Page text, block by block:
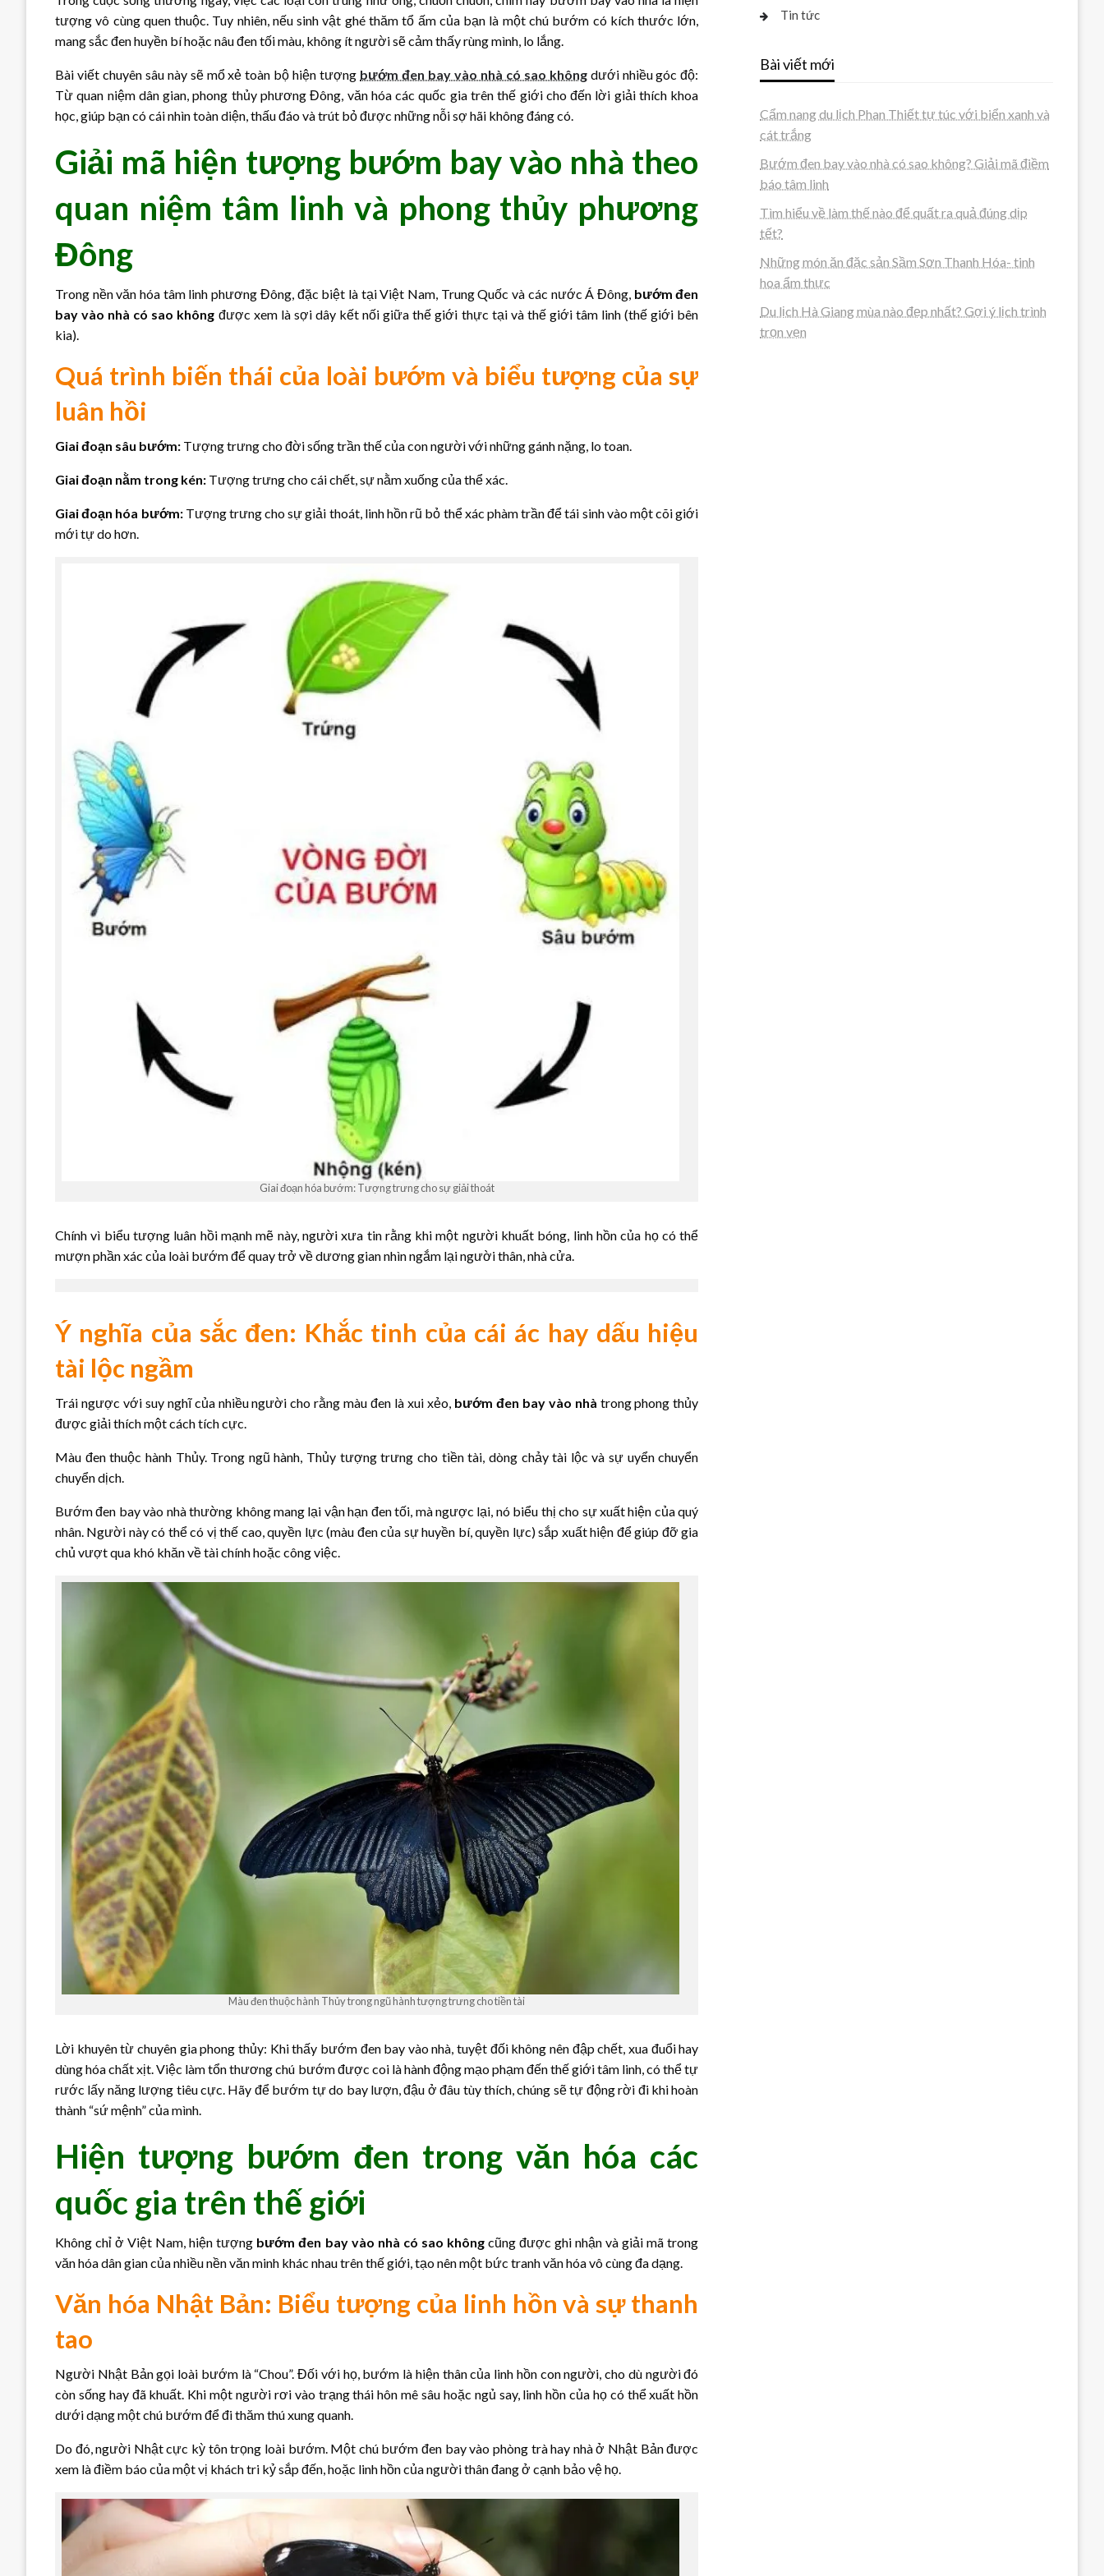
tượng vô cùng quen thuộc. Tuy nhiên, nếu sinh vật ghé thăm tổ ấm của bạn là một chú bướm có kích thước lớn,
mang sắc đen huyền bí hoặc nâu đen tối màu, không ít người sẽ cảm thấy rùng mình, lo lắng.
Bài viết chuyên sâu này sẽ mổ xẻ toàn bộ hiện tượng bướm đen bay vào nhà có sao không dưới nhiều góc độ:
Từ quan niệm dân gian, phong thủy phương Đông, văn hóa các quốc gia trên thế giới cho đến lời giải thích khoa
học, giúp bạn có cái nhìn toàn diện, thấu đáo và trút bỏ được những nỗi sợ hãi không đáng có.
Giải mã hiện tượng bướm bay vào nhà theo
quan niệm tâm linh và phong thủy phương
Đông
Trong nền văn hóa tâm linh phương Đông, đặc biệt là tại Việt Nam, Trung Quốc và các nước Á Đông, bướm đen
bay vào nhà có sao không được xem là sợi dây kết nối giữa thế giới thực tại và thế giới tâm linh (thế giới bên
kia).
Quá trình biến thái của loài bướm và biểu tượng của sự
luân hồi
Giai đoạn sâu bướm: Tượng trưng cho đời sống trần thế của con người với những gánh nặng, lo toan.
Giai đoạn nằm trong kén: Tượng trưng cho cái chết, sự nằm xuống của thể xác.
Giai đoạn hóa bướm:Tượng trưng cho sự giải thoát, linh hồn rũ bỏ thể xác phàm trần để tái sinh vào một cõi giới
mới tự do hơn.
Giai đoạn hóa bướm: Tượng trưng cho sự giải thoát
Chính vì biểu tượng luân hồi mạnh mẽ này, người xưa tin rằng khi một người khuất bóng, linh hồn của họ có thể
mượn phần xác của loài bướm để quay trở về dương gian nhìn ngắm lại người thân, nhà cửa.
Ý nghĩa của sắc đen: Khắc tinh của cái ác hay dấu hiệu
tài lộc ngầm
Trái ngược với suy nghĩ của nhiều người cho rằng màu đen là xui xẻo, bướm đen bay vào nhà trong phong thủy
được giải thích một cách tích cực.
Màu đen thuộc hành Thủy. Trong ngũ hành, Thủy tượng trưng cho tiền tài, dòng chảy tài lộc và sự uyển chuyển
chuyển dịch.
Bướm đen bay vào nhà thường không mang lại vận hạn đen tối, mà ngược lại, nó biểu thị cho sự xuất hiện của quý
nhân. Người này có thể có vị thế cao, quyền lực (màu đen của sự huyền bí, quyền lực) sắp xuất hiện để giúp đỡ gia
chủ vượt qua khó khăn về tài chính hoặc công việc.
Màu đen thuộc hành Thủy trong ngũ hành tượng trưng cho tiền tài
Lời khuyên từ chuyên gia phong thủy: Khi thấy bướm đen bay vào nhà, tuyệt đối không nên đập chết, xua đuổi hay
dùng hóa chất xịt. Việc làm tổn thương chú bướm được coi là hành động mạo phạm đến thế giới tâm linh, có thể tự
rước lấy năng lượng tiêu cực. Hãy để bướm tự do bay lượn, đậu ở đâu tùy thích, chúng sẽ tự động rời đi khi hoàn
thành “sứ mệnh” của mình.
Hiện tượng bướm đen trong văn hóa các
quốc gia trên thế giới
Không chỉ ở Việt Nam, hiện tượng bướm đen bay vào nhà có sao khôngcũng được ghi nhận và giải mã trong
văn hóa dân gian của nhiều nền văn minh khác nhau trên thế giới, tạo nên một bức tranh văn hóa vô cùng đa dạng.
Văn hóa Nhật Bản: Biểu tượng của linh hồn và sự thanh
tao
Người Nhật Bản gọi loài bướm là “Chou”. Đối với họ, bướm là hiện thân của linh hồn con người, cho dù người đó
còn sống hay đã khuất. Khi một người rơi vào trạng thái hôn mê sâu hoặc ngủ say, linh hồn của họ có thể xuất hồn
dưới dạng một chú bướm để đi thăm thú xung quanh.
Do đó, người Nhật cực kỳ tôn trọng loài bướm. Một chú bướm đen bay vào phòng trà hay nhà ở Nhật Bản được
xem là điềm báo của một vị khách tri kỷ sắp đến, hoặc linh hồn của người thân đang ở cạnh bảo vệ họ.
Tin tức
Bài viết mới
Cẩm nang du lịch Phan Thiết tự túc với biển xanh và
cát trắng
Bướm đen bay vào nhà có sao không? Giải mã điềm
báo tâm linh
Tìm hiểu về làm thế nào để quất ra quả đúng dịp
tết?
Những món ăn đặc sản Sầm Sơn Thanh Hóa- tinh
hoa ẩm thực
Du lịch Hà Giang mùa nào đẹp nhất? Gợi ý lịch trình
trọn vẹn